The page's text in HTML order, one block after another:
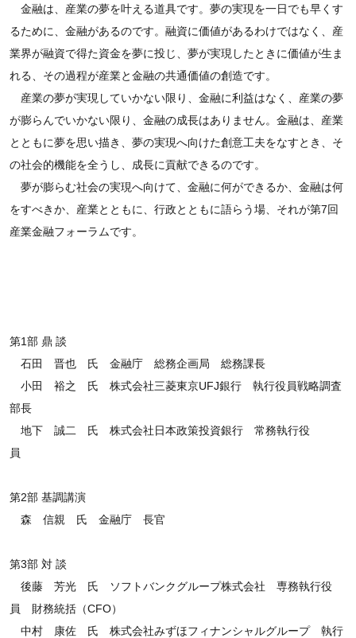
金融は、産業の夢を叶える道具です。夢の実現を一日でも早くす
るために、金融があるのです。融資に価値があるわけではなく、産
業界が融資で得た資金を夢に投じ、夢が実現したときに価値が生ま
れる、その過程が産業と金融の共通価値の創造です。
産業の夢が実現していかない限り、金融に利益はなく、産業の夢
が膨らんでいかない限り、金融の成長はありません。金融は、産業
とともに夢を思い描き、夢の実現へ向けた創意工夫をなすとき、そ
の社会的機能を全うし、成長に貢献できるのです。
夢が膨らむ社会の実現へ向けて、金融に何ができるか、金融は何
をすべきか、産業とともに、行政とともに語らう場、それが第7回
産業金融フォーラムです。
第1部 鼎 談
石田 晋也 氏 金融庁 総務企画局 総務課長
小田 裕之 氏 株式会社三菱東京UFJ銀行 執行役員戦略調査
部長
地下 誠二 氏 株式会社日本政策投資銀行 常務執行役
員
第2部 基調講演
森 信親 氏 金融庁 長官
第3部 対 談
後藤 芳光 氏 ソフトバンクグループ株式会社 専務執行役
員 財務統括（CFO）
中村 康佐 氏 株式会社みずほフィナンシャルグループ 執行